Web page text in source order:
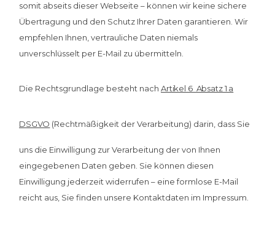
somit abseits dieser Webseite – können wir keine sichere
Übertragung und den Schutz Ihrer Daten garantieren. Wir
empfehlen Ihnen, vertrauliche Daten niemals
unverschlüsselt per E-Mail zu übermitteln.
Die Rechtsgrundlage besteht nach Artikel 6 Absatz 1 a
DSGVO (Rechtmäßigkeit der Verarbeitung) darin, dass Sie
uns die Einwilligung zur Verarbeitung der von Ihnen
eingegebenen Daten geben. Sie können diesen
Einwilligung jederzeit widerrufen – eine formlose E-Mail
reicht aus, Sie finden unsere Kontaktdaten im Impressum.